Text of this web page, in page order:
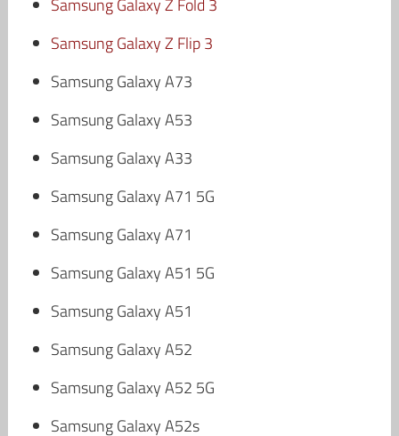
Samsung Galaxy Z Fold 3
Samsung Galaxy Z Flip 3
Samsung Galaxy A73
Samsung Galaxy A53
Samsung Galaxy A33
Samsung Galaxy A71 5G
Samsung Galaxy A71
Samsung Galaxy A51 5G
Samsung Galaxy A51
Samsung Galaxy A52
Samsung Galaxy A52 5G
Samsung Galaxy A52s